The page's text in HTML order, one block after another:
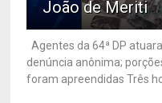
João de Meriti
Agentes da 64ª DP
denúncia anônima;
foram apreendidas Três